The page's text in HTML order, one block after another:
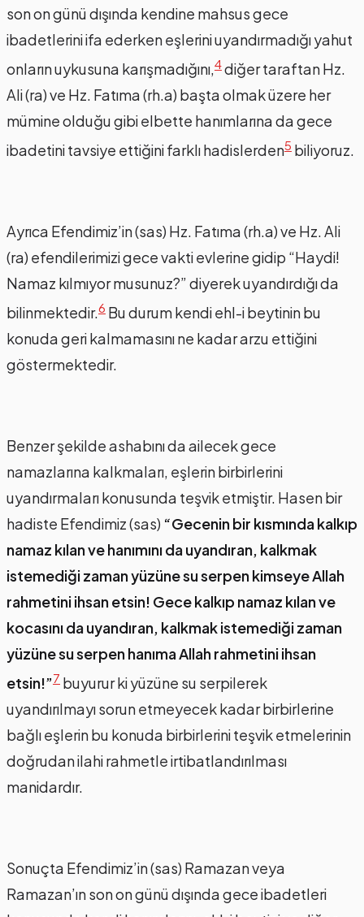
son on günü dışında kendine mahsus gece
ibadetlerini ifa ederken eşlerini uyandırmadığı yahut
onların uykusuna karışmadığını,4diğer taraftan Hz.
Ali (ra) ve Hz. Fatıma (rh.a) başta olmak üzere her
mümine olduğu gibi elbette hanımlarına da gece
ibadetini tavsiye ettiğini farklı hadislerden5 biliyoruz.
Ayrıca Efendimiz’in (sas) Hz. Fatıma (rh.a) ve Hz. Ali
(ra) efendilerimizi gece vakti evlerine gidip “Haydi!
Namaz kılmıyor musunuz?” diyerek uyandırdığı da
bilinmektedir.6 Bu durum kendi ehl-i beytinin bu
konuda geri kalmamasını ne kadar arzu ettiğini
göstermektedir.
Benzer şekilde ashabını da ailecek gece
namazlarına kalkmaları, eşlerin birbirlerini
uyandırmaları konusunda teşvik etmiştir. Hasen bir
hadiste Efendimiz (sas) “Gecenin bir kısmında kalkıp
namaz kılan ve hanımını da uyandıran, kalkmak
istemediği zaman yüzüne su serpen kimseye Allah
rahmetini ihsan etsin! Gece kalkıp namaz kılan ve
kocasını da uyandıran, kalkmak istemediği zaman
yüzüne su serpen hanıma Allah rahmetini ihsan
etsin!”7 buyurur ki yüzüne su serpilerek
uyandırılmayı sorun etmeyecek kadar birbirlerine
bağlı eşlerin bu konuda birbirlerini teşvik etmelerinin
doğrudan ilahi rahmetle irtibatlandırılması
manidardır.
Sonuçta Efendimiz’in (sas) Ramazan veya
Ramazan’ın son on günü dışında gece ibadetleri